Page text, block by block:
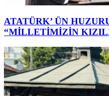
ATATÜRK’ ÜN
“MİLLETİMİZİN